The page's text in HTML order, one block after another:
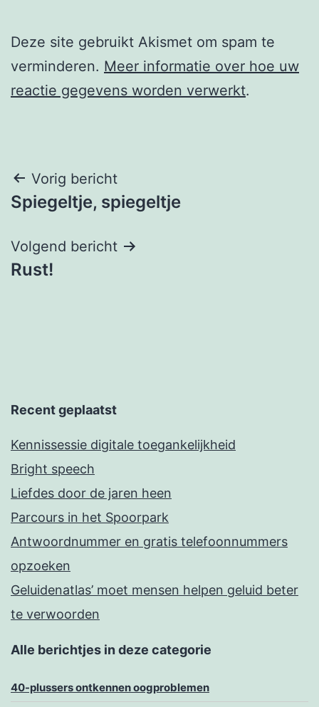
Deze site gebruikt Akismet om spam te
verminderen. Meer informatie over hoe uw
reactie gegevens worden verwerkt.
Berichtnavigatie
Vorig bericht
Spiegeltje, spiegeltje
Volgend bericht
Rust!
Recent geplaatst
Kennissessie digitale toegankelijkheid
Bright speech
Liefdes door de jaren heen
Parcours in het Spoorpark
Antwoordnummer en gratis telefoonnummers
opzoeken
Geluidenatlas’ moet mensen helpen geluid beter
te verwoorden
Alle berichtjes in deze categorie
40-plussers ontkennen oogproblemen